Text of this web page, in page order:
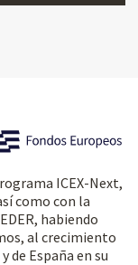
ICEX-Next,
como con la
habiendo
al crecimiento
de España en su